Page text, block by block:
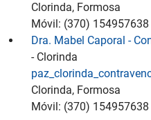
Clorinda, Formosa
Móvil: (370) 154957638
Dra. Mabel Caporal -
- Clorinda
Clorinda, Formosa
Móvil: (370) 154957638